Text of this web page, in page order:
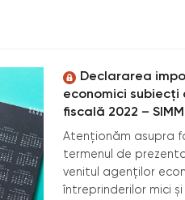
Declararea
economici subiecți
fiscală 2022 –
Atenționăm asupra
termenul de
venitul agenților
întreprinderilor mici